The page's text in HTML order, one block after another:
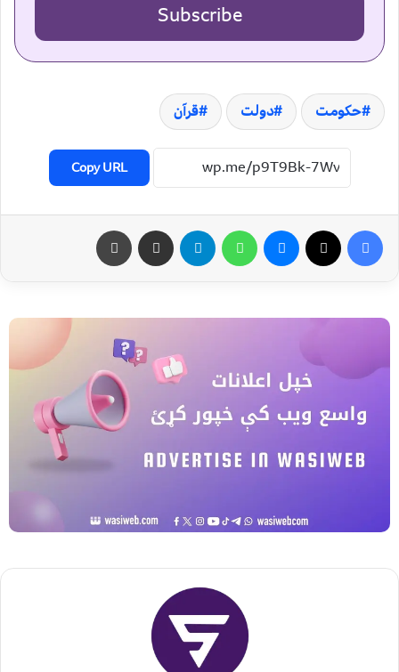
Subscribe
حکومت دولت قرآن
Copy URL